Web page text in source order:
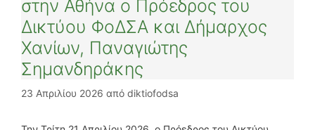
στην Αθήνα ο Πρόεδρος του
Δικτύου ΦοΔΣΑ και Δήμαρχος
Χανίων, Παναγιώτης
Σημανδηράκης
23 Απριλίου 2026 από diktiofodsa